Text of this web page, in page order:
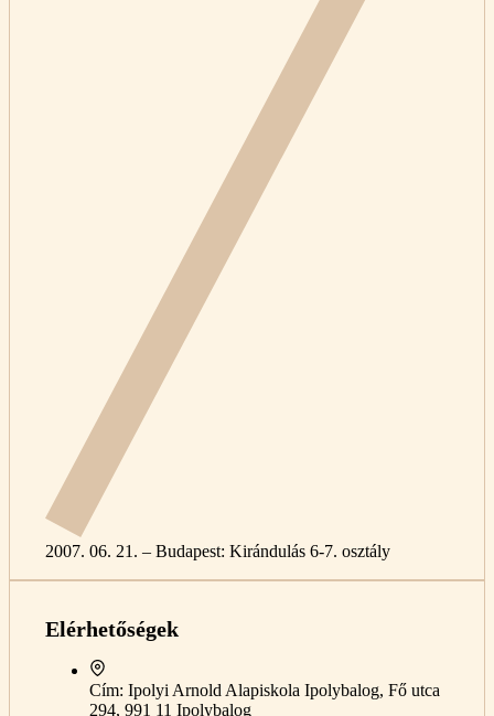
2007. 06. 21. – Budapest: Kirándulás 6-7. osztály
Elérhetőségek
Cím: Ipolyi Arnold Alapiskola Ipolybalog, Fő utca
294, 991 11 Ipolybalog